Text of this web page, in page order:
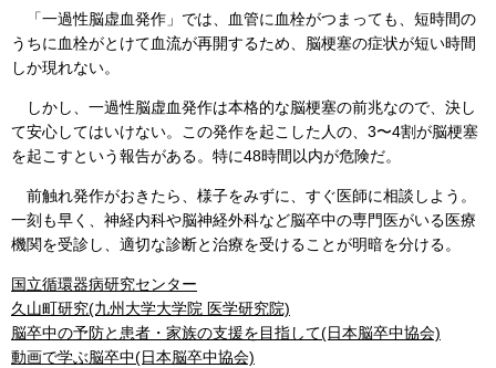
「一過性脳虚血発作」では、血管に血栓がつまっても、短時間の
うちに血栓がとけて血流が再開するため、脳梗塞の症状が短い時間
しか現れない。
しかし、一過性脳虚血発作は本格的な脳梗塞の前兆なので、決し
て安心してはいけない。この発作を起こした人の、3〜4割が脳梗塞
を起こすという報告がある。特に48時間以内が危険だ。
前触れ発作がおきたら、様子をみずに、すぐ医師に相談しよう。
一刻も早く、神経内科や脳神経外科など脳卒中の専門医がいる医療
機関を受診し、適切な診断と治療を受けることが明暗を分ける。
国立循環器病研究センター
久山町研究(九州大学大学院 医学研究院)
脳卒中の予防と患者・家族の支援を目指して(日本脳卒中協会)
動画で学ぶ脳卒中(日本脳卒中協会)